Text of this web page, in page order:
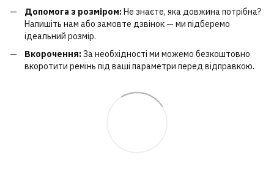
Допомога з розміром: Не знаєте, яка довжина потрібна?
Напишіть нам або замовте дзвінок — ми підберемо
ідеальний розмір.
Вкорочення:За необхідності ми можемо безкоштовно
вкоротити ремінь під ваші параметри перед відправкою.